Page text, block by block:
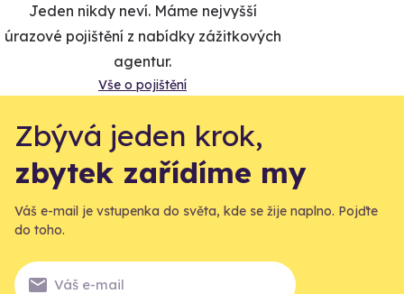
Jeden nikdy neví. Máme nejvyšší
úrazové pojištění z nabídky zážitkových
agentur.
Vše o pojištění
Zbývá jeden krok,
zbytek zařídíme my
Váš e-mail je vstupenka do světa, kde se žije naplno. Pojďte
do toho.